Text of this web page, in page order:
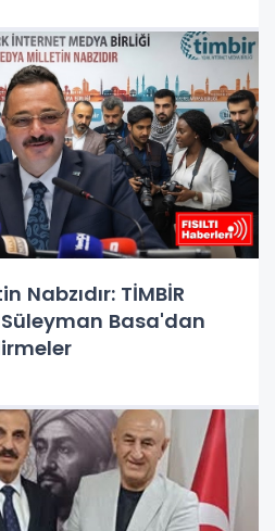
Nabzıdır: TİMBİR
Süleyman Basa'dan